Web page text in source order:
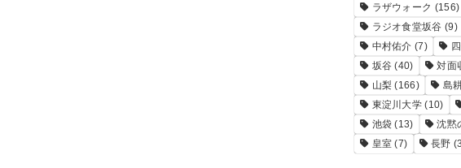
ラザウォーク (156)
ラジオ食堂坂谷 (9)
中村佑介 (7)
坂谷 (40) 対面
山梨 (166) 島
東淀川大学 (10)
池袋 (13) 沈黙
皇室 (7) 長野